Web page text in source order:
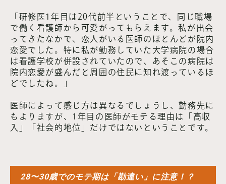
「研修医1年目は20代前半ということで、同じ職場
で働く看護師から可愛がってもらえます。私が出会
ってきたなかで、恋人がいる医師のほとんどが院内
恋愛でした。特に私が勤務していた大学病院の場合
は看護学校が併設されていたので、あそこの病院は
院内恋愛が盛んだと周囲の住民に知れ渡っているほ
どでしたね。」
医師によって感じ方は異なるでしょうし、勤務先に
もよりますが、1年目の医師がモテる理由は「高収
入」「社会的地位」だけではないということです。
28〜30歳でのモテ期は「勘違い」に注意！？